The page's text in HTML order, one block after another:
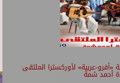
عربية» لأوركسترا الملتقى
أحمد شمة